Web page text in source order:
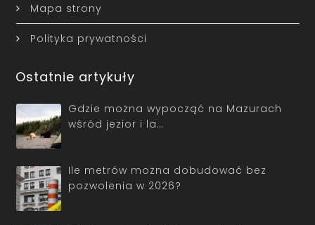
Mapa strony
Polityka prywatności
Ostatnie artykuły
Gdzie można wypocząć na Mazurach
wśród jezior i la…
Ile metrów można dobudować bez
pozwolenia w 2026?